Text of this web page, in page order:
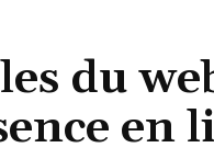
du
en